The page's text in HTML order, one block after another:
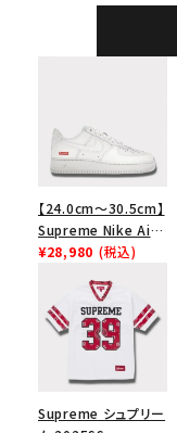
【24.0cm～30.5cm】
Supreme Nike Air
Force 1 Low シュプ
ース１スニーカー シ
ューズ ホワイト
¥28,980 (税込)
Supreme シュプリー